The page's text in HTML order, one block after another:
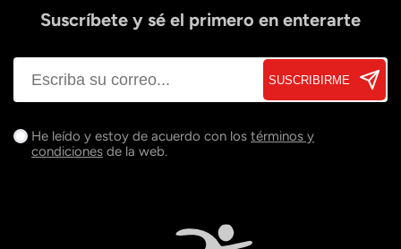
Suscríbete y sé el primero en enterarte
SUSCRIBIRME
He leído y estoy de acuerdo con los términos y
condiciones de la web.